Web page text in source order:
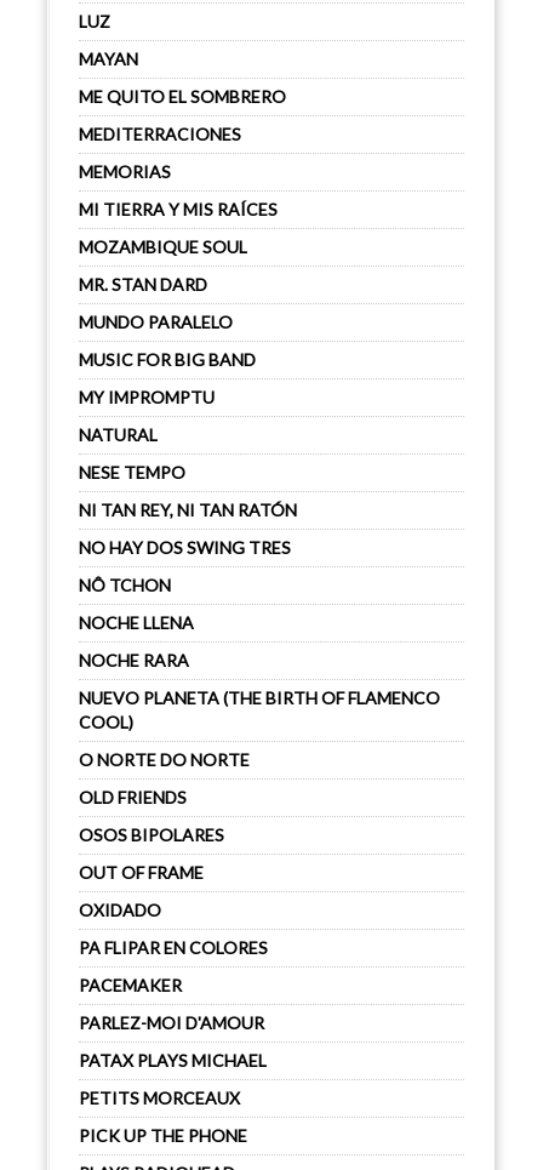
LUZ
MAYAN
ME QUITO EL SOMBRERO
MEDITERRACIONES
MEMORIAS
MI TIERRA Y MIS RAÍCES
MOZAMBIQUE SOUL
MR. STAN DARD
MUNDO PARALELO
MUSIC FOR BIG BAND
MY IMPROMPTU
NATURAL
NESE TEMPO
NI TAN REY, NI TAN RATÓN
NO HAY DOS SWING TRES
NÔ TCHON
NOCHE LLENA
NOCHE RARA
NUEVO PLANETA (THE BIRTH OF FLAMENCO
COOL)
O NORTE DO NORTE
OLD FRIENDS
OSOS BIPOLARES
OUT OF FRAME
OXIDADO
PA FLIPAR EN COLORES
PACEMAKER
PARLEZ-MOI D'AMOUR
PATAX PLAYS MICHAEL
PETITS MORCEAUX
PICK UP THE PHONE